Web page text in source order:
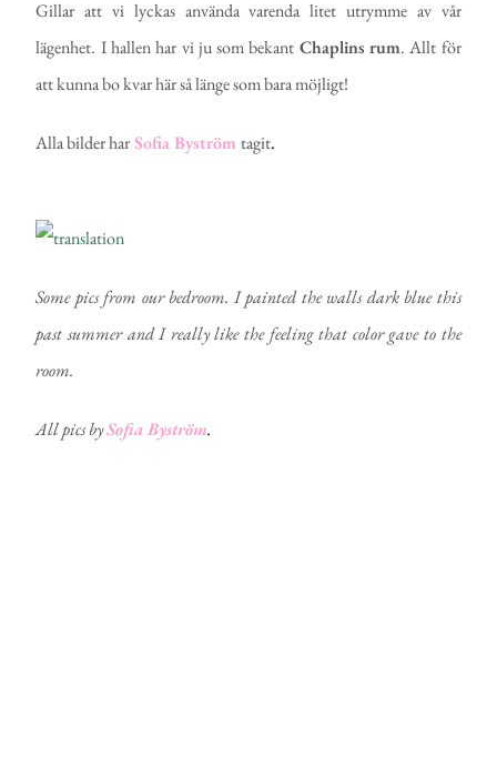
Gillar att vi lyckas använda varenda litet utrymme av vår
lägenhet. I hallen har vi ju som bekant Chaplins rum. Allt för
att kunna bo kvar här så länge som bara möjligt!
Alla bilder har Sofia Byström tagit.
Some pics from our bedroom. I painted the walls dark blue this
past summer and I really like the feeling that color gave to the
room.
All pics bySofia Byström.